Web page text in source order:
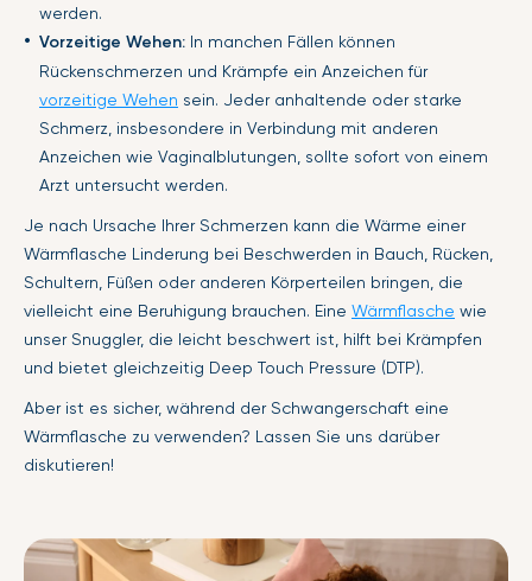
werden.
Vorzeitige Wehen: In manchen Fällen können
Rückenschmerzen und Krämpfe ein Anzeichen für
vorzeitige Wehen sein. Jeder anhaltende oder starke
Schmerz, insbesondere in Verbindung mit anderen
Anzeichen wie Vaginalblutungen, sollte sofort von einem
Arzt untersucht werden.
Je nach Ursache Ihrer Schmerzen kann die Wärme einer
Wärmflasche Linderung bei Beschwerden in Bauch, Rücken,
Schultern, Füßen oder anderen Körperteilen bringen, die
vielleicht eine Beruhigung brauchen. Eine Wärmflasche wie
unser Snuggler, die leicht beschwert ist, hilft bei Krämpfen
und bietet gleichzeitig Deep Touch Pressure (DTP).
Aber ist es sicher, während der Schwangerschaft eine
Wärmflasche zu verwenden? Lassen Sie uns darüber
diskutieren!